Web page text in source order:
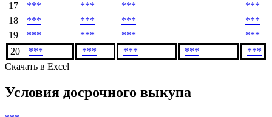
17
*** *** ***
***
18
*** *** ***
***
19
*** *** ***
***
20
*** *** *** ***
***
Скачать в Excel
Условия досрочного выкупа